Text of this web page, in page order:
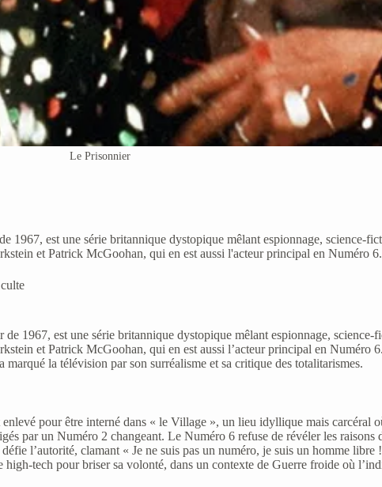
Le Prisonnier
1967, est une série britannique dystopique mêlant espionnage, science-
et Patrick McGoohan, qui en est aussi l'acteur principal en Numéro 6.
de 1967, est une série britannique dystopique mêlant espionnage, science-
et Patrick McGoohan, qui en est aussi l’acteur principal en Numéro 6.
marqué la télévision par son surréalisme et sa critique des totalitarismes.
pour être interné dans « le Village », un lieu idyllique mais carcéral
par un Numéro 2 changeant. Le Numéro 6 refuse de révéler les raisons
l’autorité, clamant « Je ne suis pas un numéro, je suis un homme libre
tech pour briser sa volonté, dans un contexte de Guerre froide où